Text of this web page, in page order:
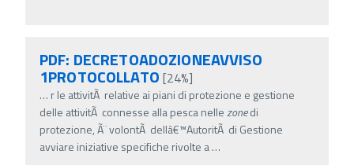
PDF: DECRETOADOZIONEAVVISO
1PROTOCOLLATO [24%]
… r le attivitÃ relative ai piani di protezione e gestione
delle attivitÃ connesse alla pesca nellezonedi
protezione, Ã¨ volontÃ dellâ€™AutoritÃ di Gestione
avviare iniziative specifiche rivolte a…